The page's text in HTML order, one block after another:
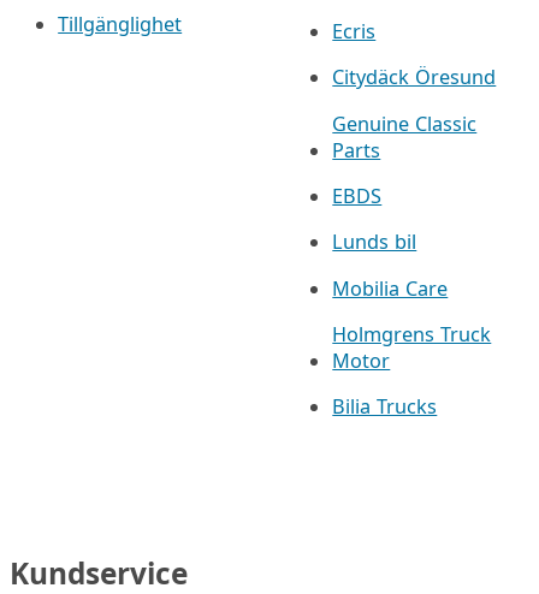
Tillgänglighet
Ecris
Citydäck Öresund
Genuine Classic
Parts
EBDS
Lunds bil
Mobilia Care
Holmgrens Truck
Motor
Bilia Trucks
Kundservice